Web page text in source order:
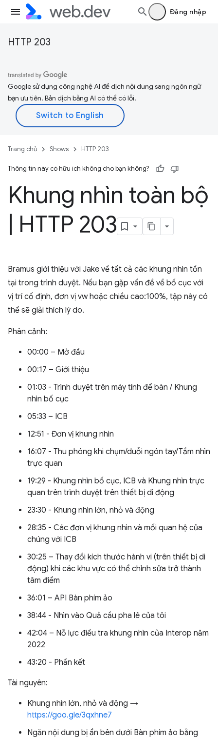
Đăng nhập
HTTP 203
Google sử dụng công nghệ AI để dịch nội dung sang ngôn ngữ
bạn ưu tiên. Bản dịch bằng AI có thể có lỗi.
Trang chủ Shows HTTP 203
Thông tin này có hữu ích không cho bạn không?
Khung nhìn toàn bộ
HTTP 203
Bramus giới thiệu với Jake về tất cả các khung nhìn tồn
tại trong trình duyệt. Nếu bạn gặp vấn đề về bố cục với
vị trí cố định, đơn vị vw hoặc chiều cao:100%, tập này có
thể sẽ giải thích lý do.
Phân cảnh:
00:00 – Mở đầu
00:17 – Giới thiệu
01:03 - Trình duyệt trên máy tính để bàn / Khung
nhìn bố cục
05:33 – ICB
12:51 - Đơn vị khung nhìn
16:07 - Thu phóng khi chụm/duỗi ngón tay/Tầm nhìn
trực quan
19:29 - Khung nhìn bố cục, ICB và Khung nhìn trực
quan trên trình duyệt trên thiết bị di động
23:30 - Khung nhìn lớn, nhỏ và động
28:35 - Các đơn vị khung nhìn và mối quan hệ của
chúng với ICB
30:25 – Thay đổi kích thước hành vi (trên thiết bị di
động) khi các khu vực có thể chỉnh sửa trở thành
tâm điểm
36:01 – API Bàn phím ảo
38:44 - Nhìn vào Quả cầu pha lê của tôi
42:04 – Nỗ lực điều tra khung nhìn của Interop năm
2022
43:20 - Phần kết
Tài nguyên:
Khung nhìn lớn, nhỏ và động →
https://goo.gle/3qxhne7
Ngăn nội dung bị ẩn bên dưới Bàn phím ảo bằng